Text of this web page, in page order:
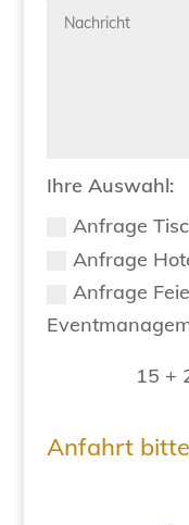
Ihre Auswahl:
Anfrage
Anfrage
Anfrage
15 +
Anfahrt